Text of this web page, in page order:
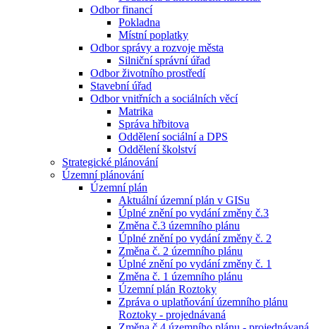
Odbor financí
Pokladna
Místní poplatky
Odbor správy a rozvoje města
Silniční správní úřad
Odbor životního prostředí
Stavební úřad
Odbor vnitřních a sociálních věcí
Matrika
Správa hřbitova
Oddělení sociální a DPS
Oddělení školství
Strategické plánování
Územní plánování
Územní plán
Aktuální územní plán v GISu
Úplné znění po vydání změny č.3
Změna č.3 územního plánu
Úplné znění po vydání změny č. 2
Změna č. 2 územního plánu
Úplné znění po vydání změny č. 1
Změna č. 1 územního plánu
Územní plán Roztoky
Zpráva o uplatňování územního plánu
Roztoky - projednávaná